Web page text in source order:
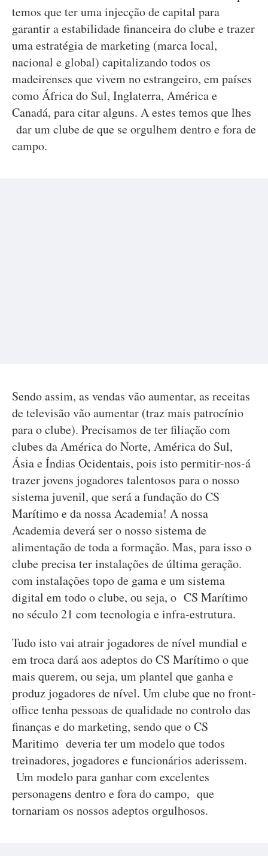
temos que ter uma injecção de capital para
garantir a estabilidade financeira do clube e trazer
uma estratégia de marketing (marca local,
nacional e global) capitalizando todos os
madeirenses que vivem no estrangeiro, em países
como África do Sul, Inglaterra, América e
Canadá, para citar alguns. A estes temos que lhes
dar um clube de que se orgulhem dentro e fora de
campo.
Sendo assim, as vendas vão aumentar, as receitas
de televisão vão aumentar (traz mais patrocínio
para o clube). Precisamos de ter filiação com
clubes da América do Norte, América do Sul,
Ásia e Índias Ocidentais, pois isto permitir-nos-á
trazer jovens jogadores talentosos para o nosso
sistema juvenil, que será a fundação do CS
Marítimo e da nossa Academia! A nossa
Academia deverá ser o nosso sistema de
alimentação de toda a formação. Mas, para isso o
clube precisa ter instalações de última geração.
com instalações topo de gama e um sistema
digital em todo o clube, ou seja, o CS Marítimo
no século 21 com tecnologia e infra-estrutura.
Tudo isto vai atrair jogadores de nível mundial e
em troca dará aos adeptos do CS Marítimo o que
mais querem, ou seja, um plantel que ganha e
produz jogadores de nível. Um clube que no front-
office tenha pessoas de qualidade no controlo das
finanças e do marketing, sendo que o CS
Maritimo deveria ter um modelo que todos
treinadores, jogadores e funcionários aderissem.
Um modelo para ganhar com excelentes
personagens dentro e fora do campo, que
tornariam os nossos adeptos orgulhosos.